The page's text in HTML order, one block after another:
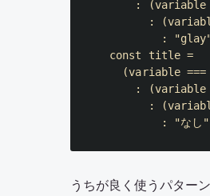
:
(variable
:
(
:
const title =
(variable ===
:
(variable
:
(
:
"なし"
うちが良く使うパター